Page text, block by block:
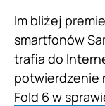
Im bliżej
smartfonów
trafia do
potwierdzenie
Fold 6 w